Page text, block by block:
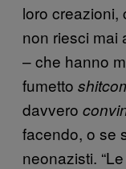
loro creazioni,
non riesci mai
– che hanno
fumetto
davvero
facendo, o se
neonazisti.